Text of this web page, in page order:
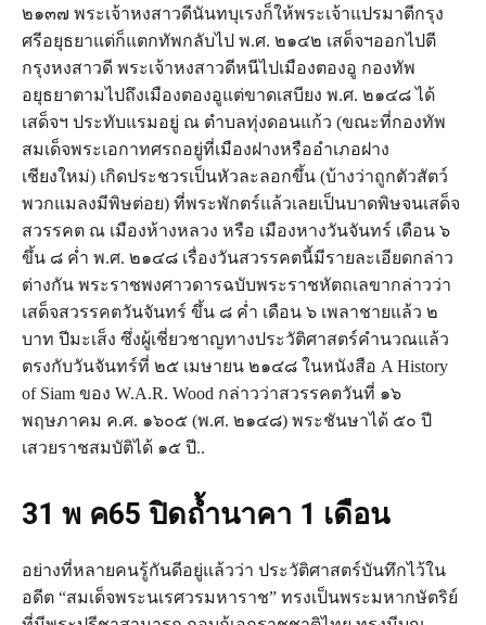
๒๑๓๗ พระเจ้าหงสาวดีนันทบุเรงก็ให้พระเจ้าแปรมาตีกรุง
ศรีอยุธยาแต่ก็แตกทัพกลับไป พ.ศ. ๒๑๔๒ เสด็จฯออกไปตี
กรุงหงสาวดี พระเจ้าหงสาวดีหนีไปเมืองตองอู กองทัพ
อยุธยาตามไปถึงเมืองตองอูแต่ขาดเสบียง พ.ศ. ๒๑๔๘ ได้
เสด็จฯ ประทับแรมอยู่ ณ ตำบลทุ่งดอนแก้ว (ขณะที่กองทัพ
สมเด็จพระเอกาทศรถอยู่ที่เมืองฝางหรืออำเภอฝาง
เชียงใหม่) เกิดประชวรเป็นหัวละลอกขึ้น (บ้างว่าถูกตัวสัตว์
พวกแมลงมีพิษต่อย) ที่พระพักตร์แล้วเลยเป็นบาดพิษจนเสด็จ
สวรรคต ณ เมืองห้างหลวง หรือ เมืองหางวันจันทร์ เดือน ๖
ขึ้น ๘ ค่ำ พ.ศ. ๒๑๔๘ เรื่องวันสวรรคตนี้มีรายละเอียดกล่าว
ต่างกัน พระราชพงศาวดารฉบับพระราชหัตถเลขากล่าวว่า
เสด็จสวรรคตวันจันทร์ ขึ้น ๘ ค่ำ เดือน ๖ เพลาชายแล้ว ๒
บาท ปีมะเส็ง ซึ่งผู้เชี่ยวชาญทางประวัติศาสตร์คำนวณแล้ว
ตรงกับวันจันทร์ที่ ๒๕ เมษายน ๒๑๔๘ ในหนังสือ A History
of Siam ของ W.A.R. Wood กล่าวว่าสวรรคตวันที่ ๑๖
พฤษภาคม ค.ศ. ๑๖๐๕ (พ.ศ. ๒๑๔๘) พระชันษาได้ ๕๐ ปี
เสวยราชสมบัติได้ ๑๕ ปี..
31 พ ค65 ปิดถ้ำนาคา 1 เดือน
อย่างที่หลายคนรู้กันดีอยู่แล้วว่า ประวัติศาสตร์บันทึกไว้ใน
อดีต “สมเด็จพระนเรศวรมหาราช” ทรงเป็นพระมหากษัตริย์